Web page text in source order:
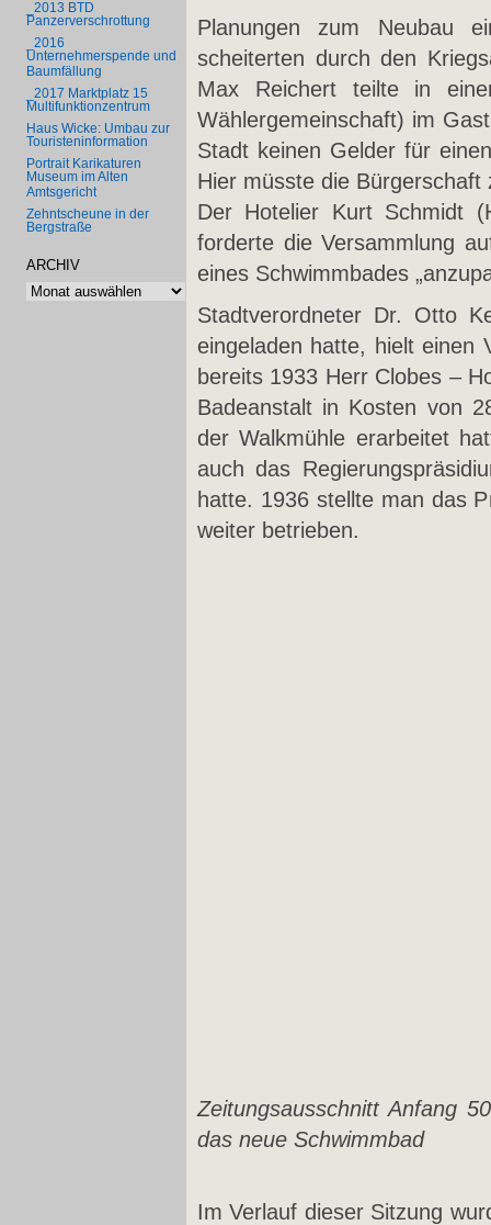
_2013 BTD
Panzerverschrottung
_2016
Unternehmerspende und
Baumfällung
_2017 Marktplatz 15
Multifunktionzentrum
Haus Wicke: Umbau zur
Touristeninformation
Portrait Karikaturen
Museum im Alten
Amtsgericht
Zehntscheune in der
Bergstraße
ARCHIV
Archiv
Planungen zum Neubau
scheiterten durch den
Max Reichert teilte in
Wählergemeinschaft) im
Stadt keinen Gelder für
Hier müsste die Bürgerschaft
Der Hotelier Kurt Schmidt
forderte die Versammlung
eines Schwimmbades
Stadtverordneter Dr. Otto
eingeladen hatte, hielt einen
bereits 1933 Herr Clobes –
Badeanstalt in Kosten von
der Walkmühle erarbeitet
auch das
hatte. 1936 stellte man das
weiter betrieben.
Zeitungsausschnitt Anfang
das neue Schwimmbad
Im Verlauf dieser Sitzung